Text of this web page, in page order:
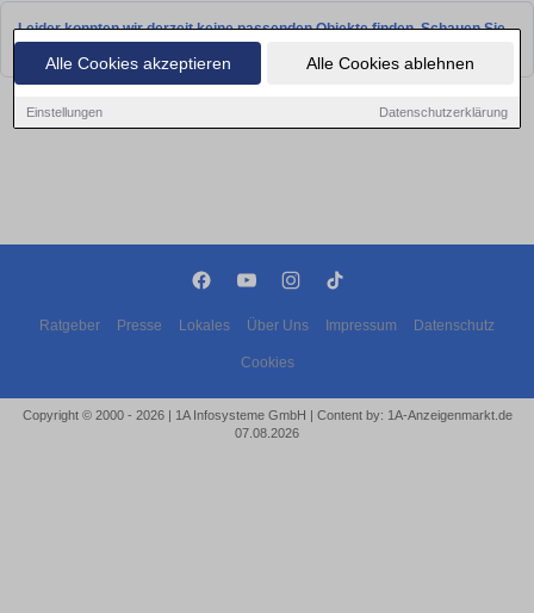
Alle Cookies akzeptieren Alle Cookies ablehnen
Einstellungen Datenschutzerklärung
Leider konnten wir derzeit keine passenden Objekte finden. Schauen Sie
Ratgeber Presse Lokales Über Uns Impressum Datenschutz
Cookies
Copyright © 2000 - 2026 | 1A Infosysteme GmbH | Content by: 1A-Anzeigenmarkt.de
07.08.2026